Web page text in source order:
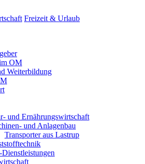
Freizeit & Urlaub
OM
Weiterbildung
und Ernährungswirtschaft
und Anlagenbau
Transporter aus Lastrup